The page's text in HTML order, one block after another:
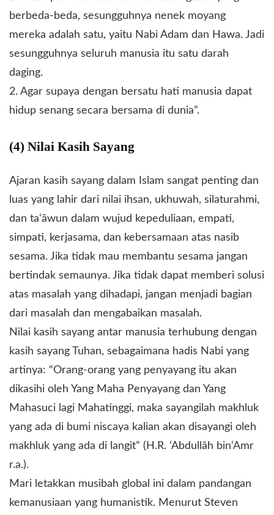
berbeda-beda, sesungguhnya nenek moyang
mereka adalah satu, yaitu Nabi Adam dan Hawa. Jadi
sesungguhnya seluruh manusia itu satu darah
daging.
2. Agar supaya dengan bersatu hati manusia dapat
hidup senang secara bersama di dunia”.
(4) Nilai Kasih Sayang
Ajaran kasih sayang dalam Islam sangat penting dan
luas yang lahir dari nilai ihsan, ukhuwah, silaturahmi,
dan ta‘āwun dalam wujud kepeduliaan, empati,
simpati, kerjasama, dan kebersamaan atas nasib
sesama. Jika tidak mau membantu sesama jangan
bertindak semaunya. Jika tidak dapat memberi solusi
atas masalah yang dihadapi, jangan menjadi bagian
dari masalah dan mengabaikan masalah.
Nilai kasih sayang antar manusia terhubung dengan
kasih sayang Tuhan, sebagaimana hadis Nabi yang
artinya: “Orang-orang yang penyayang itu akan
dikasihi oleh Yang Maha Penyayang dan Yang
Mahasuci lagi Mahatinggi, maka sayangilah makhluk
yang ada di bumi niscaya kalian akan disayangi oleh
makhluk yang ada di langit” (H.R. ‘Abdullāh bin‘Amr
r.a.).
Mari letakkan musibah global ini dalam pandangan
kemanusiaan yang humanistik. Menurut Steven